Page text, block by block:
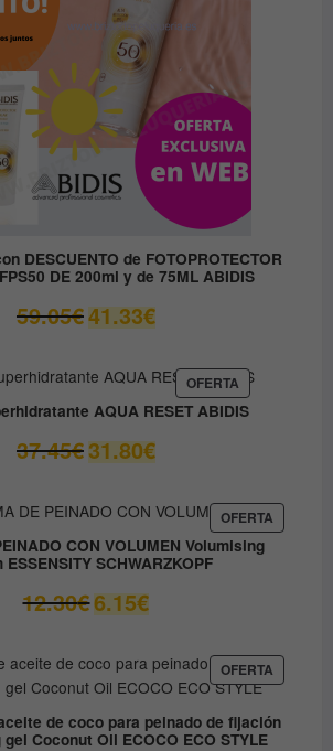
DESCUENTO de FOTOPROTECTOR
DE 200ml y de 75ML ABIDIS
59.05€ El
precio
era:
59.05€.
41.33€El
precio
es:
41.33€.
OFERTAPRODUCTO
EN
OFERTA
AQUA RESET ABIDIS
37.45€ El
precio
era:
37.45€.
31.80€El
precio
es:
31.80€.
OFERTA
EN
CON VOLUMEN Volumising
ESSENSITY SCHWARZKOPF
12.30€El
precio
era:
12.30€.
6.15€El
precio
es:
6.15€.
OFERTA
EN
de coco para peinado de fijación
Coconut Oil ECOCO ECO STYLE